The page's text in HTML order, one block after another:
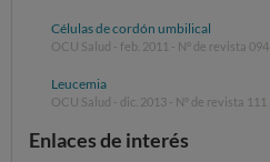
Células de cordón umbilical
OCU Salud - feb. 2011 - Nº de revista 094
Leucemia
OCU Salud - dic. 2013 - Nº de revista 111
Enlaces de interés